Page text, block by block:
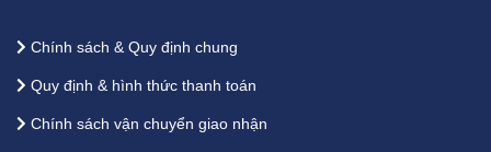
Chính sách & Quy định chung
Quy định & hình thức thanh toán
Chính sách vận chuyển giao nhận